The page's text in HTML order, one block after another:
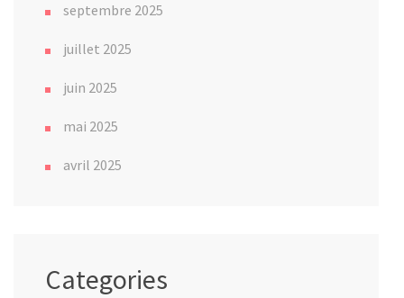
septembre 2025
juillet 2025
juin 2025
mai 2025
avril 2025
Categories